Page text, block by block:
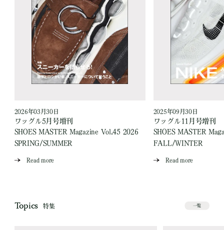
2026年03月30日
ワッグル5月号増刊
SHOES MASTER Magazine Vol.45 2026
SPRING/SUMMER
Read more
2025年09月30日
ワッグル11月号増刊
SHOES MASTER
FALL/WINTER
Read more
Topics 特集 一覧